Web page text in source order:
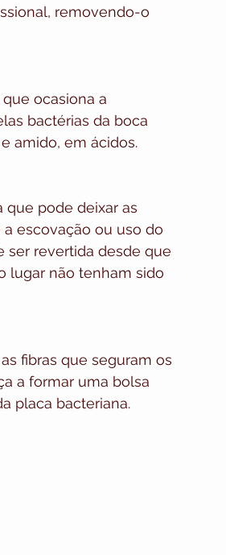
removendo-o
ocasiona a
bactérias da boca
amido, em ácidos.
que pode deixar as
escovação ou uso do
ser revertida desde que
lugar não tenham sido
fibras que seguram os
a formar uma bolsa
placa bacteriana.